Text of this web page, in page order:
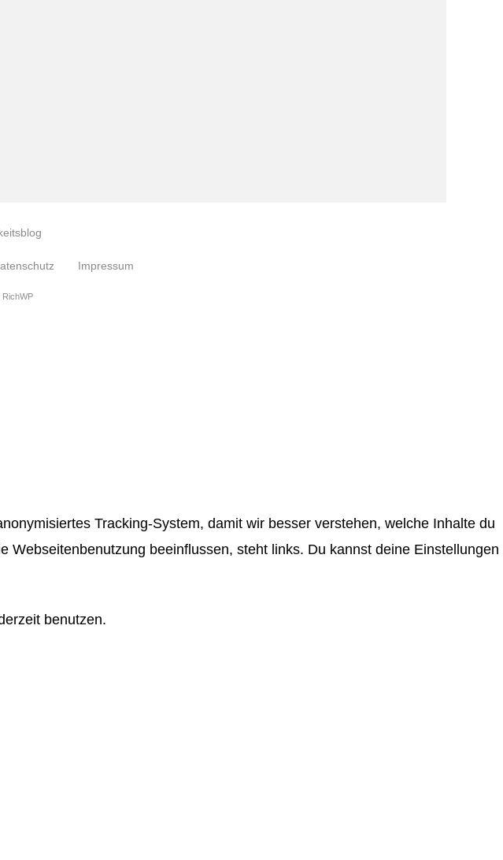
Impressum
RichWP
Tracking-System, damit wir besser verstehen, welche Inhalte du
beeinflussen, steht links. Du kannst deine Einstellungen
benutzen.